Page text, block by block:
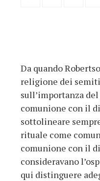
Da quando
religione dei
sull’importanza
comunione con il
sottolineare
rituale come
comunione con il
consideravano
qui distinguere